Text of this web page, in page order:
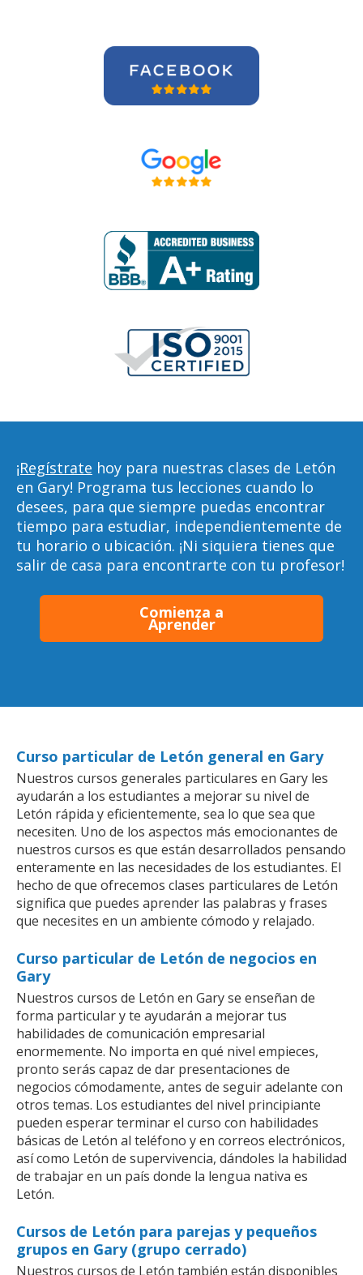
¡Regístrate hoy para nuestras clases de Letón
en Gary! Programa tus lecciones cuando lo
desees, para que siempre puedas encontrar
tiempo para estudiar, independientemente de
tu horario o ubicación. ¡Ni siquiera tienes que
salir de casa para encontrarte con tu profesor!
Comienza a
Aprender
Curso particular de Letón general en Gary
Nuestros cursos generales particulares en Gary les
ayudarán a los estudiantes a mejorar su nivel de
Letón rápida y eficientemente, sea lo que sea que
necesiten. Uno de los aspectos más emocionantes de
nuestros cursos es que están desarrollados pensando
enteramente en las necesidades de los estudiantes. El
hecho de que ofrecemos clases particulares de Letón
significa que puedes aprender las palabras y frases
que necesites en un ambiente cómodo y relajado.
Curso particular de Letón de negocios en
Gary
Nuestros cursos de Letón en Gary se enseñan de
forma particular y te ayudarán a mejorar tus
habilidades de comunicación empresarial
enormemente. No importa en qué nivel empieces,
pronto serás capaz de dar presentaciones de
negocios cómodamente, antes de seguir adelante con
otros temas. Los estudiantes del nivel principiante
pueden esperar terminar el curso con habilidades
básicas de Letón al teléfono y en correos electrónicos,
así como Letón de supervivencia, dándoles la habilidad
de trabajar en un país donde la lengua nativa es
Letón.
Cursos de Letón para parejas y pequeños
grupos en Gary (grupo cerrado)
Nuestros cursos de Letón también están disponibles